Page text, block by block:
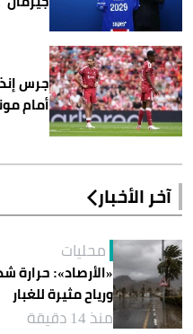
جرس
أمام
آخر الأخبار
محليات
ورياح مثيرة للغبار
منذ 14 دقيقة